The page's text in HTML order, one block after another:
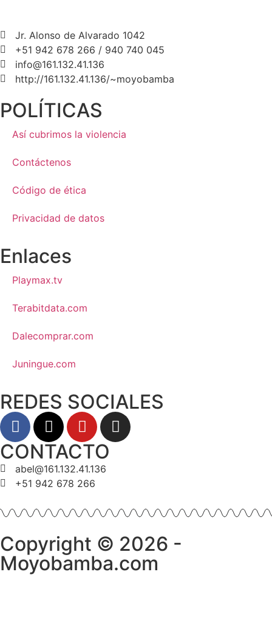
Jr. Alonso de Alvarado 1042
+51 942 678 266 / 940 740 045
info@161.132.41.136
http://161.132.41.136/~moyobamba
POLÍTICAS
Así cubrimos la violencia
Contáctenos
Código de ética
Privacidad de datos
Enlaces
Playmax.tv
Terabitdata.com
Dalecomprar.com
Juningue.com
REDES SOCIALES
CONTACTO
abel@161.132.41.136
+51 942 678 266
Copyright © 2026 -
Moyobamba.com